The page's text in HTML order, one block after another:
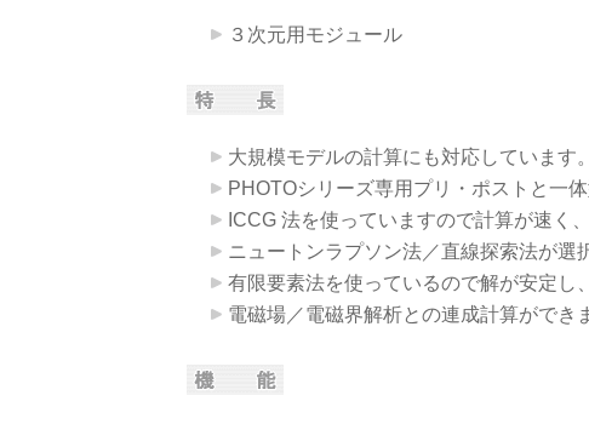
３次元用モジュール
大規模モデルの計算にも対応しています。
PHOTOシリーズ専用プリ・ポストと一
ICCG 法を使っていますので計算が速く
ニュートンラプソン法／直線探索法が選
有限要素法を使っているので解が安定し
電磁場／電磁界解析との連成計算ができ